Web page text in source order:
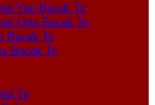
Yan Bacak Te
Orta Bacak Te
Bacak Te
Bacak Te
Te